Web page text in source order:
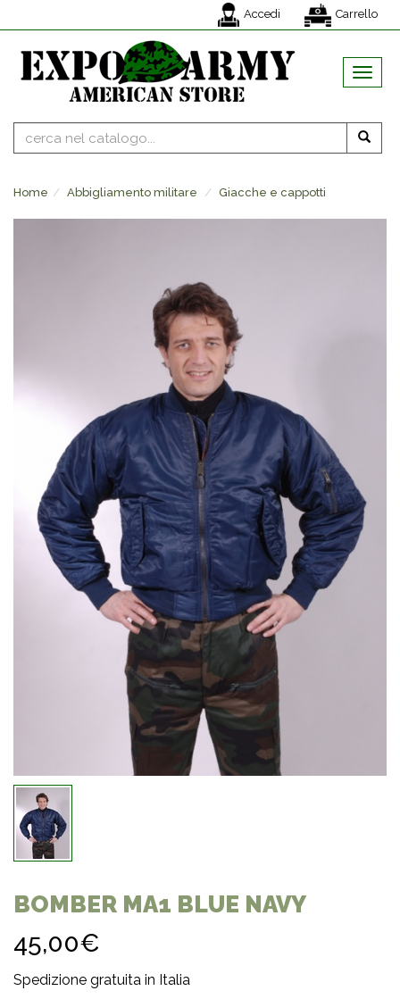
Accedi Carrello
MENU
Home Abbigliamento militare Giacche e cappotti
BOMBER MA1 BLUE NAVY
45,00€
Spedizione gratuita in Italia